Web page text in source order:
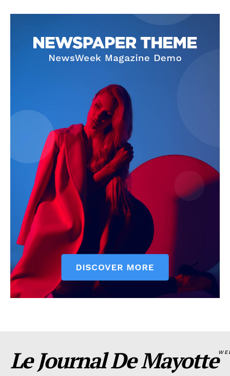
Le Journal De Mayotte